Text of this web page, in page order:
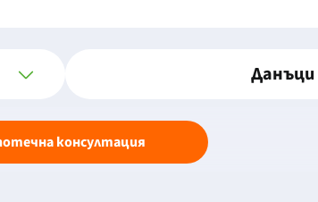
Данъци
консултация